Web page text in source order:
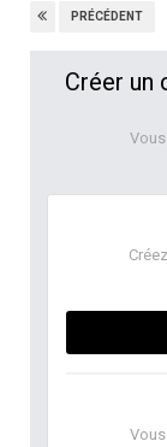
PRÉCÉDENT
Créer un